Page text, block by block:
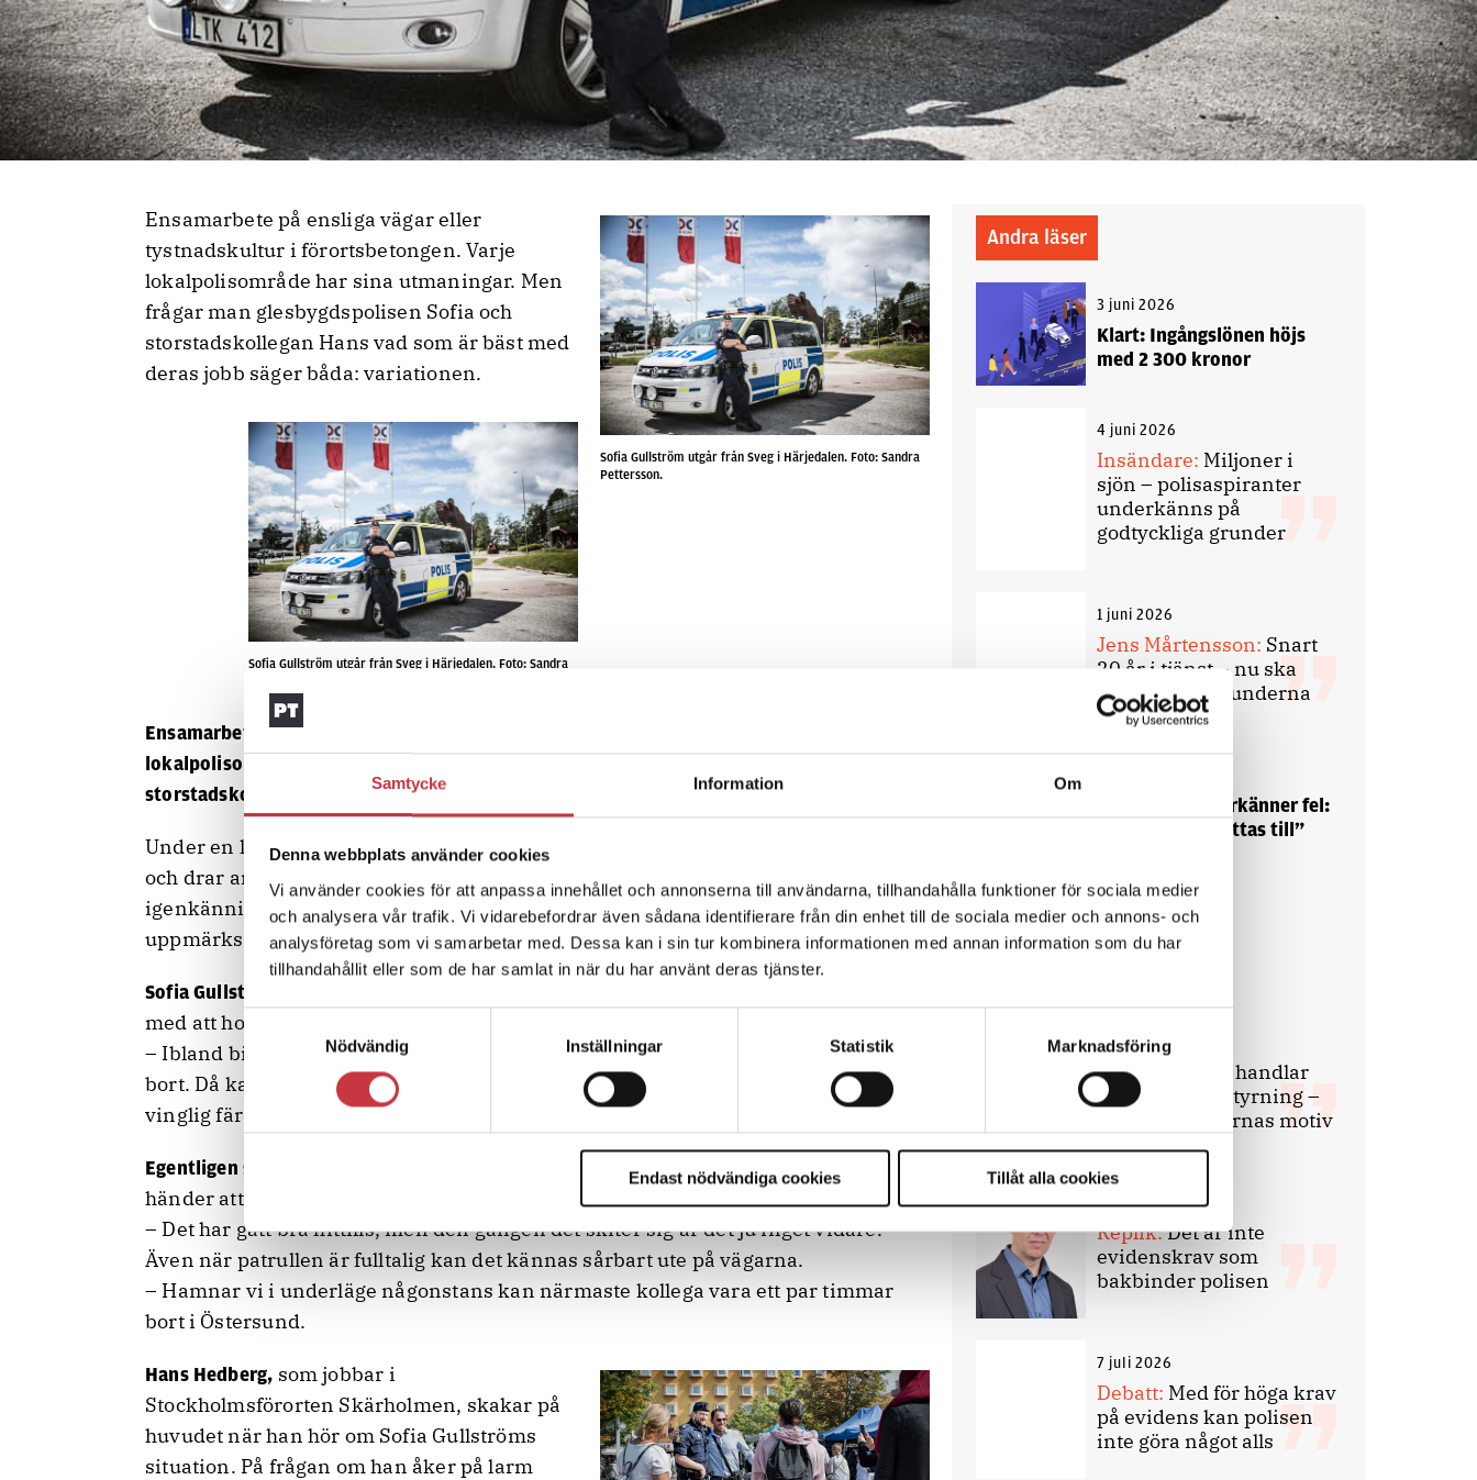
Samtycke Information Om
Denna webbplats använder cookies
Vi använder cookies för att anpassa innehållet och annonserna till användarna, tillhandahålla funktioner för sociala medier
och analysera vår trafik. Vi vidarebefordrar även sådana identifierare från din enhet till de sociala medier och annons- och
analysföretag som vi samarbetar med. Dessa kan i sin tur kombinera informationen med annan information som du har
tillhandahållit eller som de har samlat in när du har använt deras tjänster.
Samtyckesval
Nödvändig
Inställningar Statistik Marknadsföring
Endast nödvändiga cookies Tillåt alla cookies
Sofia Gullström utgår från Sveg i Härjedalen. Foto: Sandra
Pettersson.
Ensamarbete på ensliga vägar eller
tystnadskultur i förortsbetongen. Varje
lokalpolisområde har sina utmaningar. Men
frågar man glesbygdspolisen Sofia och
storstadskollegan Hans vad som är bäst med
deras jobb säger båda: variationen.
Sofia Gullström utgår från Sveg i Härjedalen. Foto: Sandra
Ensamarbete på ensliga vägar eller tystnadskultur i förortsbetongen. Varje
lokalpolisområde har sina utmaningar. Men frågar man glesbygdspolisen Sofia och
storstadskollegan Hans vad som är bäst med deras jobb säger båda: variationen.
Under en lunch på en facklig utbildning sitter poliser från olika delar av landet
och drar anekdoter ur sina yrkesliv. De jobbar alla i yttre tjänst så
igenkänningen är stor, men det är skillnaderna som väcker mest
uppmärksamhet.
Sofia Gullström från Sveg
med att hon åker ensam på jobb.
– Ibland bildar jag patrull med en kollega från en annan station många mil
bort. Då kan RLC höra av sig på vägen och be mig att kontrollera en bil med
vinglig färd till exempel.
Egentligen ska hon
inte köra fram när hon är ensam i radiobilen men det
händer att hon gör det ändå, eftersom alternativet är att ingen åker.
– Det har gått bra hittills, men den gången det skiter sig är det ju inget vidare.
Även när patrullen är fulltalig kan det kännas sårbart ute på vägarna.
– Hamnar vi i underläge någonstans kan närmaste kollega vara ett par timmar
bort i Östersund.
Hans Hedberg, som jobbar i
Stockholmsförorten Skärholmen, skakar på
huvudet när han hör om Sofia Gullströms
situation. På frågan om han åker på larm
Andra läser
3 juni 2026
Klart: Ingångslönen höjs
med 2 300 kronor
4 juni 2026
Insändare: Miljoner i
sjön – polisaspiranter
underkänns på
godtyckliga grunder
1 juni 2026
Jens Mårtensson: Snart
20 år i tjänst – nu ska
han lära sig grunderna
Polisregionen erkänner fel:
”Kommer att rättas till”
9 juli 2026
Slutreplik:
Det handlar
om kunskapsstyrning –
inte om forskarnas motiv
8 juli 2026
Replik:Det är inte
evidenskrav som
bakbinder polisen
7 juli 2026
Debatt: Med för höga krav
på evidens kan polisen
inte göra något alls